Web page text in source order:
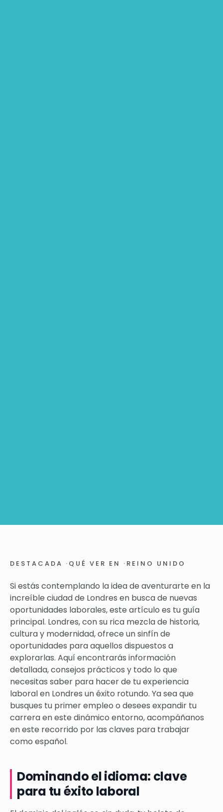
DESTACADA · QUÉ VER EN · REINO UNIDO
Si estás contemplando la idea de aventurarte en la
increíble ciudad de Londres en busca de nuevas
oportunidades laborales, este artículo es tu guía
principal. Londres, con su rica mezcla de historia,
cultura y modernidad, ofrece un sinfín de
oportunidades para aquellos dispuestos a
explorarlas. Aquí encontrarás información
detallada, consejos prácticos y todo lo que
necesitas saber para hacer de tu experiencia
laboral en Londres un éxito rotundo. Ya sea que
busques tu primer empleo o desees expandir tu
carrera en este dinámico entorno, acompáñanos
en este recorrido por las claves para trabajar
como español.
Dominando el idioma: clave
para tu éxito laboral